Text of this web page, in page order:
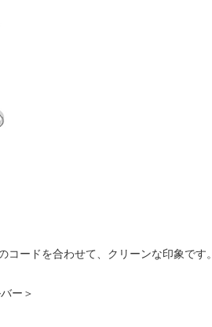
ードを合わせて、クリーンな印象です。
ー＞